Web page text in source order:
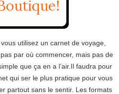
utilisez un carnet de voyage,
par où commencer, mais pas de
que ça en a l’air.Il faudra pour
qui ser le plus pratique pour vous
partout sans le sentir. Les formats